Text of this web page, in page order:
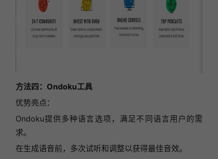
方法四：Ondoku工具
优势亮点：
Ondoku提供多种语言选项，满足不同语言用户的需
求。
在生成语音前，多次试听和调整以获得最佳音效。